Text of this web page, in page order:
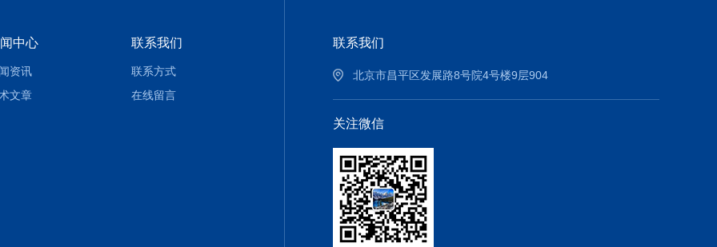
中心
资讯
文章
联系我们
联系方式
在线留言
联系我们
北京市昌平区发展路8号院4号楼9层904
关注微信